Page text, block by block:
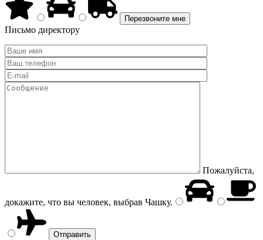
Письмо директору
Пожалуйста,
докажите, что вы человек, выбрав Чашку.